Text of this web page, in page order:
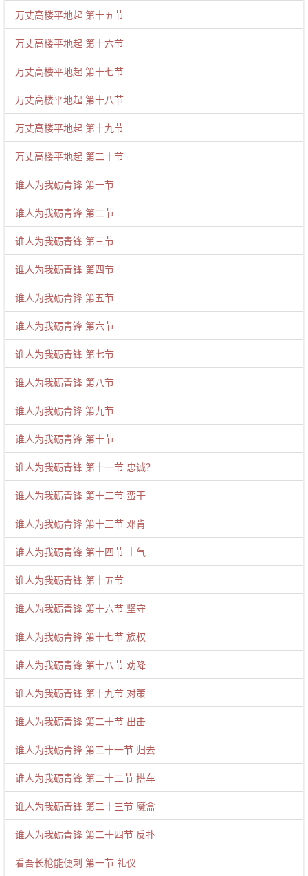
万丈高楼平地起 第十五节
万丈高楼平地起 第十六节
万丈高楼平地起 第十七节
万丈高楼平地起 第十八节
万丈高楼平地起 第十九节
万丈高楼平地起 第二十节
谁人为我砺青锋 第一节
谁人为我砺青锋 第二节
谁人为我砺青锋 第三节
谁人为我砺青锋 第四节
谁人为我砺青锋 第五节
谁人为我砺青锋 第六节
谁人为我砺青锋 第七节
谁人为我砺青锋 第八节
谁人为我砺青锋 第九节
谁人为我砺青锋 第十节
谁人为我砺青锋 第十一节 忠诚？
谁人为我砺青锋 第十二节 蛮干
谁人为我砺青锋 第十三节 邓肯
谁人为我砺青锋 第十四节 士气
谁人为我砺青锋 第十五节
谁人为我砺青锋 第十六节 坚守
谁人为我砺青锋 第十七节 族权
谁人为我砺青锋 第十八节 劝降
谁人为我砺青锋 第十九节 对策
谁人为我砺青锋 第二十节 出击
谁人为我砺青锋 第二十一节 归去
谁人为我砺青锋 第二十二节 搭车
谁人为我砺青锋 第二十三节 魔盒
谁人为我砺青锋 第二十四节 反扑
看吾长枪能便刺 第一节 礼仪